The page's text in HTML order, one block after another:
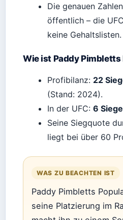
Die genauen
öffentlich – die
keine Gehaltslisten.
Wie ist Paddy
Profibilanz: 22
(Stand: 2024).
In der UFC: 6
Seine Siegquote
liegt bei über 60
WAS ZU BEACHTEN IST
Paddy Pimbletts
seine Platzierung im